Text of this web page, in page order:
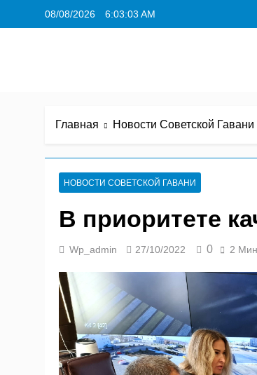
08/08/2026 6:03:04 AM
Главная Новости Советской Гавани
НОВОСТИ СОВЕТСКОЙ ГАВАНИ
В приоритете
Wp_admin 27/10/2022 0 2